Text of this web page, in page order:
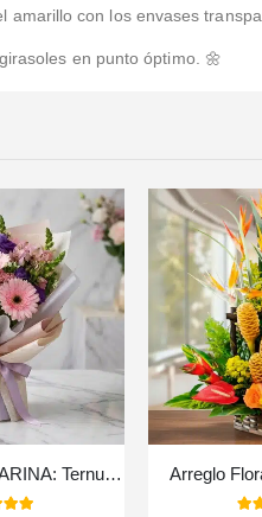
con los envases
en punto óptimo. 🌼
Bouquet Floral CARINA: Ternura en Gerberas y Astromelias Rosadas 💖 Arreglo